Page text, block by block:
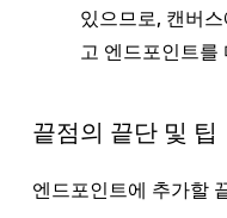
있으므로, 캔버
고 엔드포인트를
끝점의 끝단 및 팁
엔드포인트에 추가할